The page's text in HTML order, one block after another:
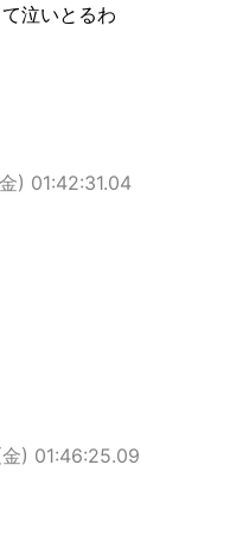
泣いとるわ
) 01:42:31.04
) 01:46:25.09